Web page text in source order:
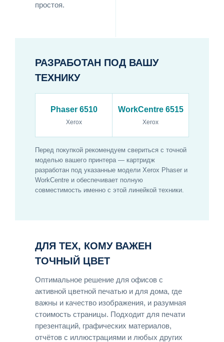
простоя.
РАЗРАБОТАН ПОД ВАШУ
ТЕХНИКУ
Phaser 6510
Xerox
WorkCentre 6515
Xerox
Перед покупкой рекомендуем свериться с точной
моделью вашего принтера — картридж
разработан под указанные модели Xerox Phaser и
WorkCentre и обеспечивает полную
совместимость именно с этой линейкой техники.
ДЛЯ ТЕХ, КОМУ ВАЖЕН
ТОЧНЫЙ ЦВЕТ
Оптимальное решение для офисов с
активной цветной печатью и для дома, где
важны и качество изображения, и разумная
стоимость страницы. Подходит для печати
презентаций, графических материалов,
отчётов с иллюстрациями и любых других